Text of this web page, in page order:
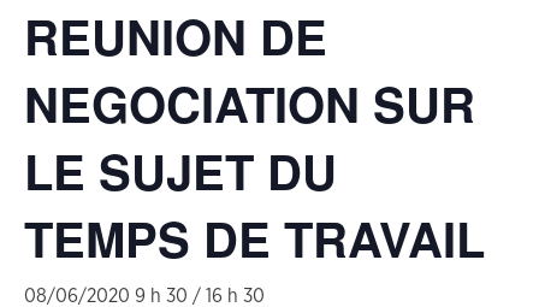
REUNION DE
NEGOCIATION SUR
LE SUJET DU
TEMPS DE TRAVAIL
08/06/2020 9 h 30 / 16 h 30